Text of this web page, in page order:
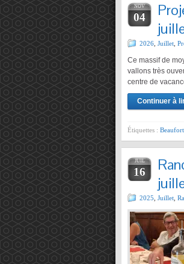
NOV
04
2026 Juillet
Ce massif de
vallons très
centre de
Continuer à
Étiquettes :
JUIL
16
2025 Juillet